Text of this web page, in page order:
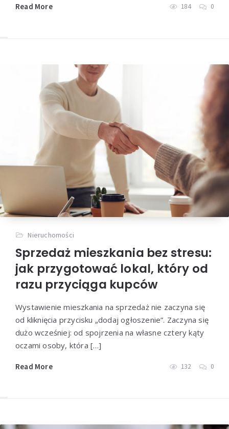
Read More 184 0
Nieruchomości
Sprzedaż mieszkania bez stresu:
jak przygotować lokal, który od
razu przyciąga kupców
Wystawienie mieszkania na sprzedaż nie zaczyna się
od kliknięcia przycisku „dodaj ogłoszenie”. Zaczyna się
dużo wcześniej: od spojrzenia na własne cztery kąty
oczami osoby, która […]
Read More 132 0